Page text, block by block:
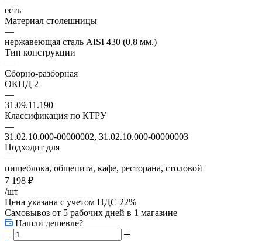
есть
Материал столешницы
—
нержавеющая сталь AISI 430 (0,8 мм.)
Тип конструкции
—
Сборно-разборная
ОКПД 2
—
31.09.11.190
Классификация по КТРУ
—
31.02.10.000-00000002, 31.02.10.000-00000003
Подходит для
—
пищеблока, общепита, кафе, ресторана, столовой
7 198 ₽
/шт
Цена указана с учетом НДС 22%
Самовывоз от 5 рабочих дней в 1 магазине
Нашли дешевле?